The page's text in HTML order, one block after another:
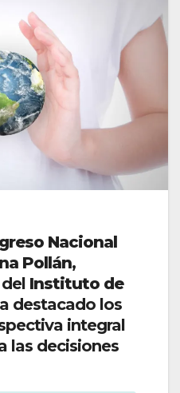
Nacional
Pollán,
Instituto de
destacado los
integral
las decisiones